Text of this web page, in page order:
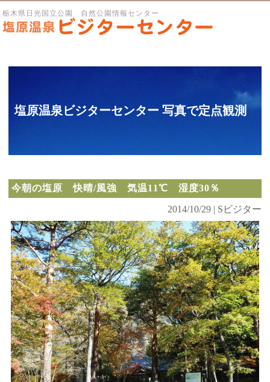
栃木県日光国立公園 自然公園情報センター
塩原温泉ビジターセンター 写真で定点観測
今朝の塩原 快晴/風強 気温11℃ 湿度30％
2014/10/29 | Sビジター